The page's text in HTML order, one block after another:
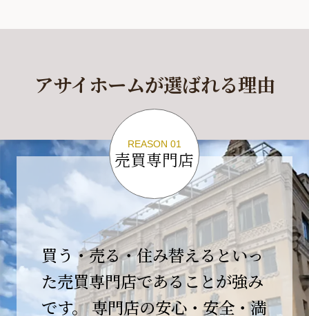
休業期間中に頂きましたお問い合わせにつきま
2026年5月7日(木)以降、順次対応させて頂きま
ご不便をおかけいたしますが、何卒ご理解の程
よろしくお願いいたします。
2026-04-17
【臨時休業のお知らせ】
平素より格別のご愛顧を賜り、誠にありがとう
ございます。
誠に勝手ながら、弊社開業10周年イベント開催
アサイホームが選ばれる理由
REASON 01
売買専門店
買う・売る・住み替えるといっ
た売買専門店であることが強み
です。 専門店の安心・安全・満